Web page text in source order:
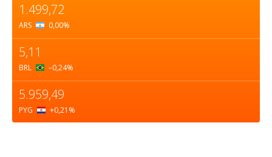
1.499,72
ARS 0,00%
5,11
BRL –0,24%
5.959,49
PYG +0,21 %